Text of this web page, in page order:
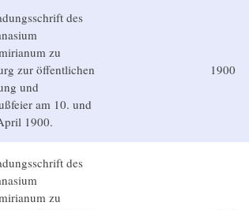
des
zu
zur öffentlichen
und
am 10. und
1900.
1900
des
zu